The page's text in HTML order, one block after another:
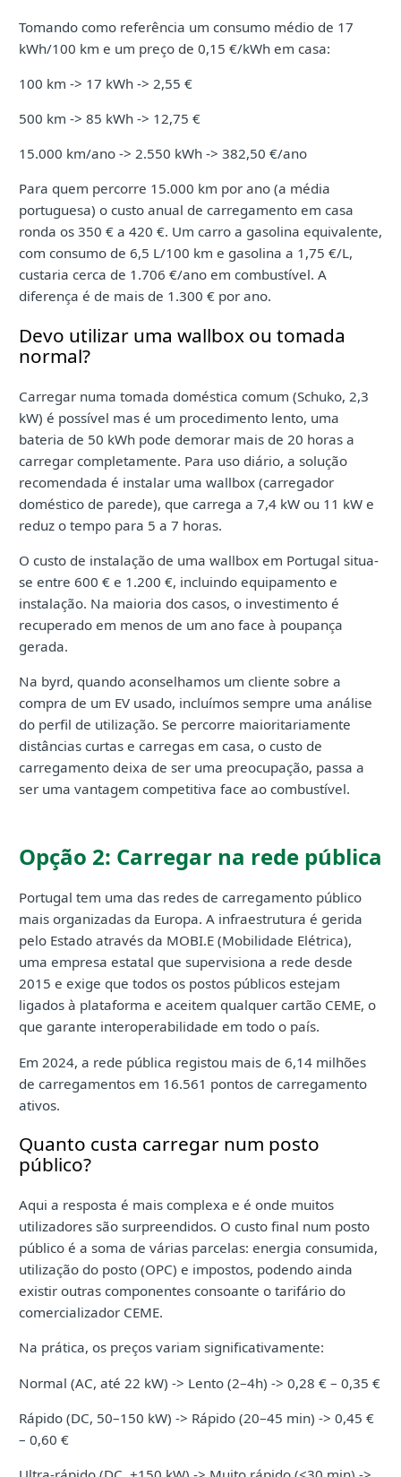
Tomando como referência um consumo médio de 17
kWh/100 km e um preço de 0,15 €/kWh em casa:
100 km -> 17 kWh -> 2,55 €
500 km -> 85 kWh -> 12,75 €
15.000 km/ano -> 2.550 kWh -> 382,50 €/ano
Para quem percorre 15.000 km por ano (a média
portuguesa) o custo anual de carregamento em casa
ronda os 350 € a 420 €. Um carro a gasolina equivalente,
com consumo de 6,5 L/100 km e gasolina a 1,75 €/L,
custaria cerca de 1.706 €/ano em combustível. A
diferença é de mais de 1.300 € por ano.
Devo utilizar uma wallbox ou tomada
normal?
Carregar numa tomada doméstica comum (Schuko, 2,3
kW) é possível mas é um procedimento lento, uma
bateria de 50 kWh pode demorar mais de 20 horas a
carregar completamente. Para uso diário, a solução
recomendada é instalar uma wallbox (carregador
doméstico de parede), que carrega a 7,4 kW ou 11 kW e
reduz o tempo para 5 a 7 horas.
O custo de instalação de uma wallbox em Portugal situa-
se entre 600 € e 1.200 €, incluindo equipamento e
instalação. Na maioria dos casos, o investimento é
recuperado em menos de um ano face à poupança
gerada.
Na byrd, quando aconselhamos um cliente sobre a
compra de um EV usado, incluímos sempre uma análise
do perfil de utilização. Se percorre maioritariamente
distâncias curtas e carregas em casa, o custo de
carregamento deixa de ser uma preocupação, passa a
ser uma vantagem competitiva face ao combustível.
Opção 2: Carregar na rede pública
Portugal tem uma das redes de carregamento público
mais organizadas da Europa. A infraestrutura é gerida
pelo Estado através da MOBI.E (Mobilidade Elétrica),
uma empresa estatal que supervisiona a rede desde
2015 e exige que todos os postos públicos estejam
ligados à plataforma e aceitem qualquer cartão CEME, o
que garante interoperabilidade em todo o país.
Em 2024, a rede pública registou mais de 6,14 milhões
de carregamentos em 16.561 pontos de carregamento
ativos.
Quanto custa carregar num posto
público?
Aqui a resposta é mais complexa e é onde muitos
utilizadores são surpreendidos. O custo final num posto
público é a soma de várias parcelas: energia consumida,
utilização do posto (OPC) e impostos, podendo ainda
existir outras componentes consoante o tarifário do
comercializador CEME.
Na prática, os preços variam significativamente:
Normal (AC, até 22 kW) -> Lento (2–4h) -> 0,28 € – 0,35 €
Rápido (DC, 50–150 kW) -> Rápido (20–45 min) -> 0,45 €
– 0,60 €